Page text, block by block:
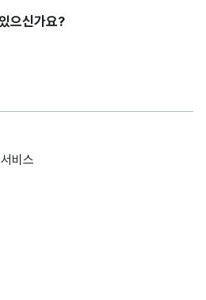
으신가요?
비스